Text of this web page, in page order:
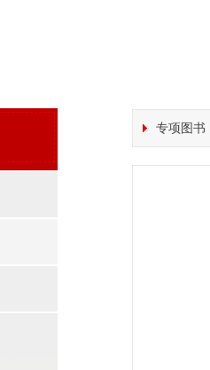
专项图书